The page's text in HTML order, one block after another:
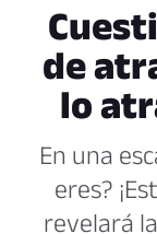
de
lo
En una
eres?
revelará